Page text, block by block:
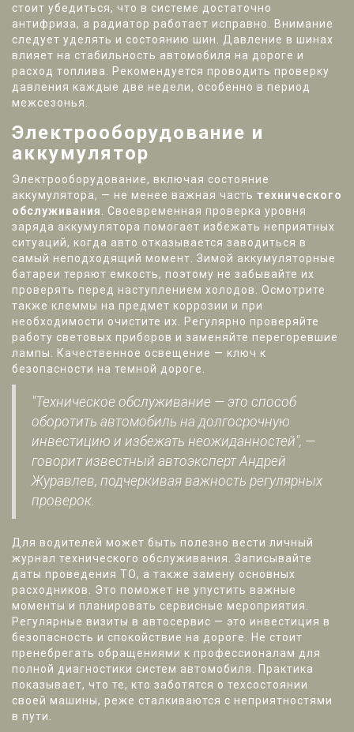
стоит убедиться, что в системе достаточно
антифриза, а радиатор работает исправно. Внимание
следует уделять и состоянию шин. Давление в шинах
влияет на стабильность автомобиля на дороге и
расход топлива. Рекомендуется проводить проверку
давления каждые две недели, особенно в период
межсезонья.
Электрооборудование и
аккумулятор
Электрооборудование, включая состояние
аккумулятора, — не менее важная часть технического
обслуживания. Своевременная проверка уровня
заряда аккумулятора помогает избежать неприятных
ситуаций, когда авто отказывается заводиться в
самый неподходящий момент. Зимой аккумуляторные
батареи теряют емкость, поэтому не забывайте их
проверять перед наступлением холодов. Осмотрите
также клеммы на предмет коррозии и при
необходимости очистите их. Регулярно проверяйте
работу световых приборов и заменяйте перегоревшие
лампы. Качественное освещение — ключ к
безопасности на темной дороге.
"Техническое обслуживание — это способ
оборотить автомобиль на долгосрочную
инвестицию и избежать неожиданностей", —
говорит известный автоэксперт Андрей
Журавлев, подчеркивая важность регулярных
проверок.
Для водителей может быть полезно вести личный
журнал технического обслуживания. Записывайте
даты проведения ТО, а также замену основных
расходников. Это поможет не упустить важные
моменты и планировать сервисные мероприятия.
Регулярные визиты в автосервис — это инвестиция в
безопасность и спокойствие на дороге. Не стоит
пренебрегать обращениями к профессионалам для
полной диагностики систем автомобиля. Практика
показывает, что те, кто заботятся о техсостоянии
своей машины, реже сталкиваются с неприятностями
в пути.